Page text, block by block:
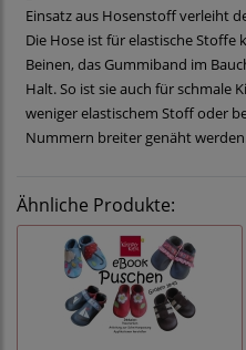
Einsatz aus Hosenstoff verleiht
Die Hose ist für elastische
Beinen, das Gummiband im
Halt. So ist sie auch für schmale
weniger elastischem Stoff oder
Nummern breiter genäht
Ähnliche Produkte: